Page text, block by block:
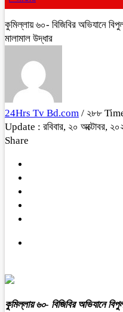
কুমিল্লায় ৬০- বিজিবির অভিযানে
মালামাল উদ্ধার
24Hrs Tv Bd.com / ২৮৮
Update : রবিবার, ২০ অক্টোবর,
Share
কুমিল্লায় ৬০- বিজিবির অভিযানে